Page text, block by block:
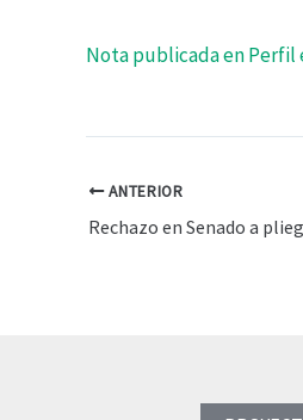
Nota publicada en Perfil
ANTERIOR